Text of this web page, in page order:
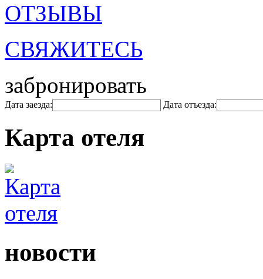
ОТЗЫВЫ
СВЯЖИТЕСЬ
забронировать
Дата заезда: Дата отъезда:
Карта отеля
новости